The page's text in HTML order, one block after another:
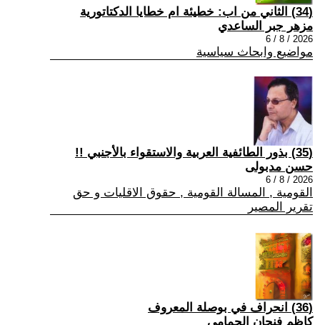
(34) الثاني من اب: خطيئة ام خطايا الدكتاتورية
مزهر جبر الساعدي
2026 / 8 / 6
مواضيع وابحاث سياسية
(35) بذور الطائفية العربية والاستقواء بالأجنبي !!
حسن مدبولى
2026 / 8 / 6
القومية , المسالة القومية , حقوق الاقليات و حق
تقرير المصير
(36) انحراف في بوصلة المعروف
كاظم فنجان الحمامي